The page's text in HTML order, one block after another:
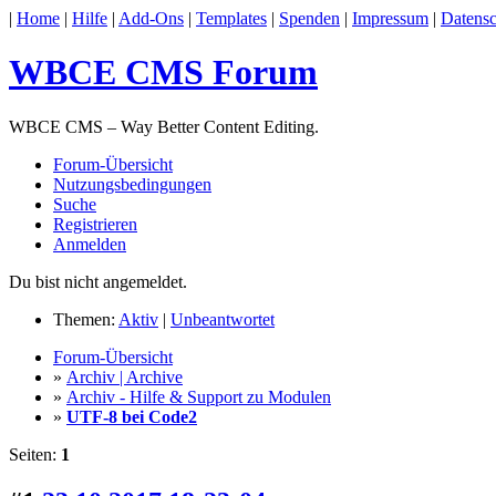
| Home | Hilfe | Add-Ons | Templates | Spenden | Impressum |
WBCE CMS Forum
WBCE CMS – Way Better Content Editing.
Forum-Übersicht
Nutzungsbedingungen
Suche
Registrieren
Anmelden
Du bist nicht angemeldet.
Themen: Aktiv | Unbeantwortet
Forum-Übersicht
» Archiv | Archive
» Archiv - Hilfe & Support zu Modulen
» UTF-8 bei Code2
Seiten: 1